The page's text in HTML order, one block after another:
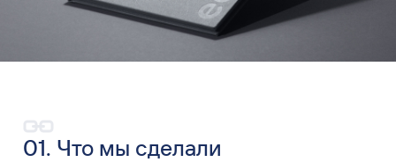
01. Что мы сделали